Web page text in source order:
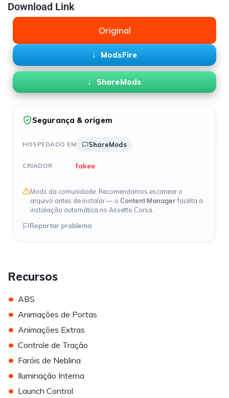
Download Link
Original
ModsFire
ShareMods
Segurança & origem
HOSPEDADO EM ShareMods
CRIADOR fakee
Mods da comunidade. Recomendamos escanear o
arquivo antes de instalar — o Content Managerfacilita a
instalação automática no Assetto Corsa.
Reportar problema
Recursos
• ABS
• Animações de Portas
• Animações Extras
• Controle de Tração
• Faróis de Neblina
• Iluminação Interna
• Launch Control